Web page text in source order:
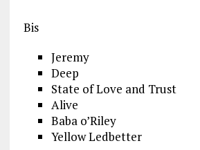
Bis
Jeremy
Deep
State of Love and Trust
Alive
Baba o’Riley
Yellow Ledbetter